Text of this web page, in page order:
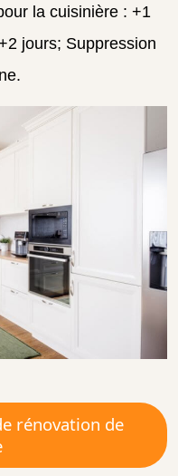
la cuisinière : +1
jours; Suppression
rénovation de